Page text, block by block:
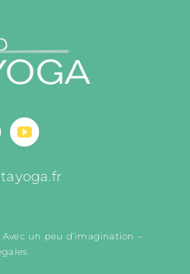
un peu d’imagination –